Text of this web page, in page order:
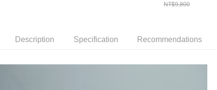
NT$9,800
Description Specification Recommendations